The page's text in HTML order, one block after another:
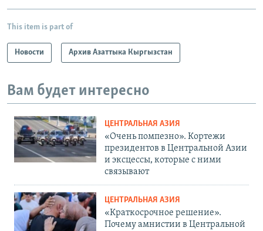
This item is part of
Новости Архив Азаттыка Кыргызстан
Вам будет интересно
ЦЕНТРАЛЬНАЯ АЗИЯ
«Очень помпезно». Кортежи
президентов в Центральной Азии
и эксцессы, которые с ними
связывают
ЦЕНТРАЛЬНАЯ АЗИЯ
«Краткосрочное решение».
Почему амнистии в Центральной